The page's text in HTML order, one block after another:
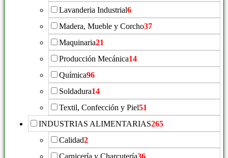
Lavanderia Industrial6
Madera, Mueble y Corcho37
Maquinaria21
Producción Mecánica14
Química96
Soldadura14
Textil, Confección y Piel51
INDUSTRIAS ALIMENTARIAS265
Calidad2
Carnicería y Charcutería36